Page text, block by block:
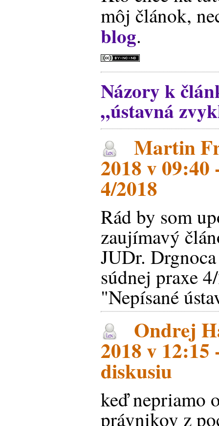
môj článok,
blog.
Názory k
„ústavná
Martin
2018 v
4/2018
Rád by som
zaujímavý
JUDr.
súdnej praxe
"Nepísané
Ondrej
2018 v 12:15
diskusiu
keď nepriamo
právnikov z